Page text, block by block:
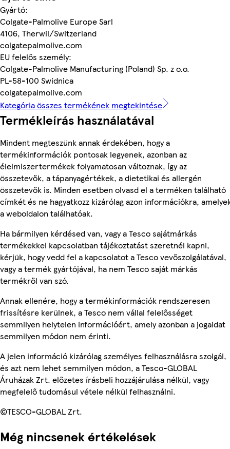
Gyártó:
Colgate-Palmolive Europe Sarl
4106, Therwil/Switzerland
colgatepalmolive.com
EU felelős személy:
Colgate-Palmolive Manufacturing (Poland) Sp. z o.o.
PL-58-100 Swidnica
colgatepalmolive.com
Kategória összes termékének megtekintése
Termékleírás használatával
Mindent megteszünk annak érdekében, hogy a
termékinformációk pontosak legyenek, azonban az
élelmiszertermékek folyamatosan változnak, így az
összetevők, a tápanyagértékek, a dietetikai és allergén
összetevők is. Minden esetben olvasd el a terméken található
címkét és ne hagyatkozz kizárólag azon információkra,
a weboldalon találhatóak.
Ha bármilyen kérdésed van, vagy a Tesco sajátmárkás
termékekkel kapcsolatban tájékoztatást szeretnél kapni,
kérjük, hogy vedd fel a kapcsolatot a Tesco vevőszolgálatával,
vagy a termék gyártójával, ha nem Tesco saját márkás
termékről van szó.
Annak ellenére, hogy a termékinformációk rendszeresen
frissítésre kerülnek, a Tesco nem vállal felelősséget
semmilyen helytelen információért, amely azonban a jogaidat
semmilyen módon nem érinti.
A jelen információ kizárólag személyes felhasználásra szolgál,
és azt nem lehet semmilyen módon, a Tesco-GLOBAL
Áruházak Zrt. előzetes írásbeli hozzájárulása nélkül, vagy
megfelelő tudomásul vétele nélkül felhasználni.
©TESCO-GLOBAL Zrt.
Még nincsenek értékelések